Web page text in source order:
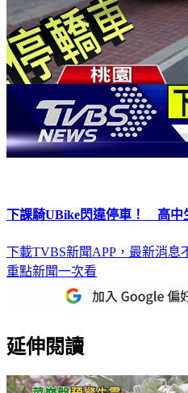
下課騎UBike閃違停車！ 高中
下載TVBS新聞APP，最新消息
重點新聞一次看
延伸閱讀